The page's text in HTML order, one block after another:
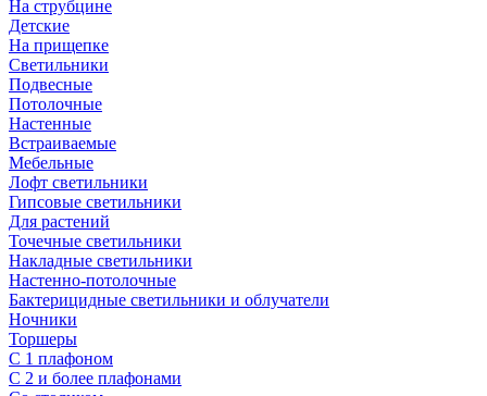
На струбцине
Детские
На прищепке
Светильники
Подвесные
Потолочные
Настенные
Встраиваемые
Мебельные
Лофт светильники
Гипсовые светильники
Для растений
Точечные светильники
Накладные светильники
Настенно-потолочные
Бактерицидные светильники и облучатели
Ночники
Торшеры
С 1 плафоном
С 2 и более плафонами